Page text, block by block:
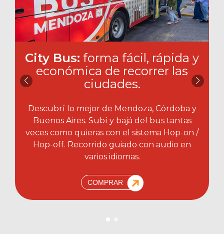
City Bus: forma fácil, rápida y
económica de recorrer las
ciudades.​
Descubrí lo mejor de Mendoza, Córdoba y
Buenos Aires. Subí y bajá del bus tantas
veces como quieras con el sistema Hop-on /
Hop-off. Recorrido guiado con audio en
varios idiomas.
COMPRAR